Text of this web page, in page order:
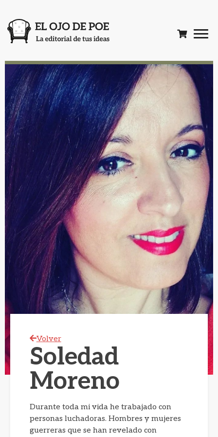
Volver
Soledad
Moreno
Durante toda mi vida he trabajado con
personas luchadoras. Hombres y mujeres
guerreras que se han revelado con